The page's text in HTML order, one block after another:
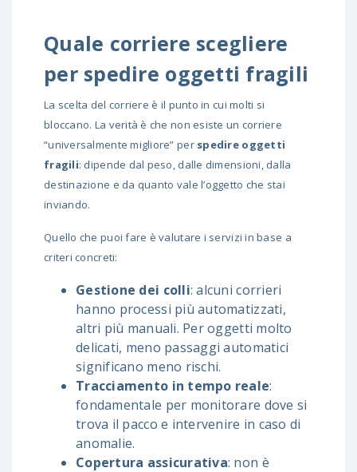
Quale corriere scegliere
per spedire oggetti fragili
La scelta del corriere è il punto in cui molti si
bloccano. La verità è che non esiste un corriere
“universalmente migliore” per spedire oggetti
fragili: dipende dal peso, dalle dimensioni, dalla
destinazione e da quanto vale l’oggetto che stai
inviando.
Quello che puoi fare è valutare i servizi in base a
criteri concreti:
Gestione dei colli: alcuni corrieri
hanno processi più automatizzati,
altri più manuali. Per oggetti molto
delicati, meno passaggi automatici
significano meno rischi.
Tracciamento in tempo reale:
fondamentale per monitorare dove si
trova il pacco e intervenire in caso di
anomalie.
Copertura assicurativa: non è